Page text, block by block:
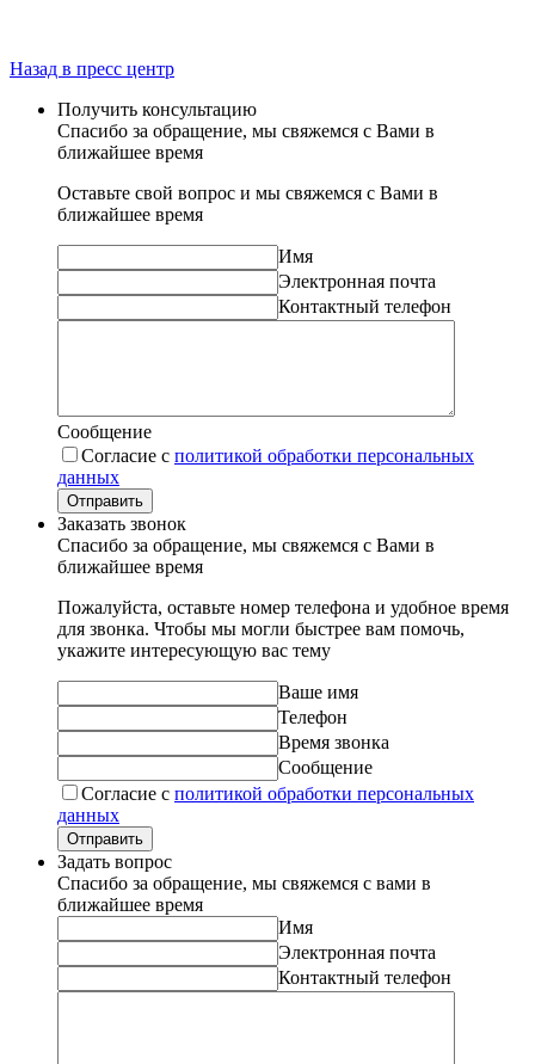
Назад в пресс центр
Получить консультацию
Спасибо за обращение, мы свяжемся с Вами в
ближайшее время
Оставьте свой вопрос и мы свяжемся с Вами в
ближайшее время
Имя
Электронная почта
Контактный телефон
Сообщение
Согласие с политикой обработки персональных
данных
Отправить
Заказать звонок
Спасибо за обращение, мы свяжемся с Вами в
ближайшее время
Пожалуйста, оставьте номер телефона и удобное время
для звонка. Чтобы мы могли быстрее вам помочь,
укажите интересующую вас тему
Ваше имя
Телефон
Время звонка
Сообщение
Согласие с политикой обработки персональных
данных
Отправить
Задать вопрос
Спасибо за обращение, мы свяжемся с вами в
ближайшее время
Имя
Электронная почта
Контактный телефон